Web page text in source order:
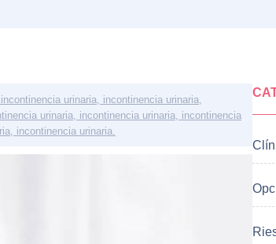
urinaria, incontinencia urinaria,
urinaria, incontinencia urinaria, incontinencia
incontinencia urinaria.